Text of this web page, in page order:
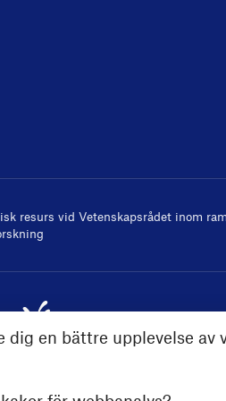
dig en bättre upplevelse av
resurs vid Vetenskapsrådet inom